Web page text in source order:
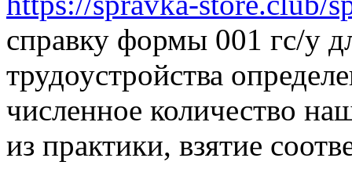
справку формы 001 гс/у
трудоустройства
численное количество
из практики, взятие